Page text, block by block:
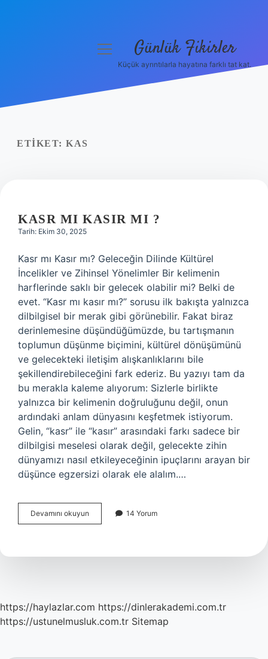
Yasal Uyarı
menüyü Günlük Fikirler
Küçük ayrıntılarla hayatına farklı tat kat.
ETIKET: KAS
KASR MI KASIR MI ?
Tarih: Ekim 30, 2025
Kasr mı Kasır mı? Geleceğin Dilinde Kültürel
İncelikler ve Zihinsel Yönelimler Bir kelimenin
harflerinde saklı bir gelecek olabilir mi? Belki de
evet. “Kasr mı kasır mı?” sorusu ilk bakışta yalnızca
dilbilgisel bir merak gibi görünebilir. Fakat biraz
derinlemesine düşündüğümüzde, bu tartışmanın
toplumun düşünme biçimini, kültürel dönüşümünü
ve gelecekteki iletişim alışkanlıklarını bile
şekillendirebileceğini fark ederiz. Bu yazıyı tam da
bu merakla kaleme alıyorum: Sizlerle birlikte
yalnızca bir kelimenin doğruluğunu değil, onun
ardındaki anlam dünyasını keşfetmek istiyorum.
Gelin, “kasr” ile “kasır” arasındaki farkı sadece bir
dilbilgisi meselesi olarak değil, gelecekte zihin
dünyamızı nasıl etkileyeceğinin ipuçlarını arayan bir
düşünce egzersizi olarak ele alalım.…
Devamını okuyun
mı
?
14 Yorum
https://haylazlar.com https://dinlerakademi.com.tr
https://ustunelmusluk.com.tr Sitemap